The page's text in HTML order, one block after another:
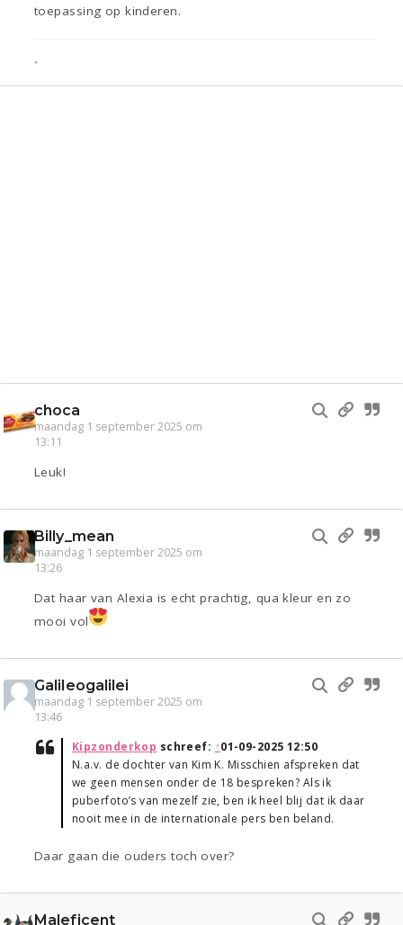
toepassing op kinderen.
•
choca
maandag 1 september 2025 om
13:11
Leuk!
Billy_mean
maandag 1 september 2025 om
13:26
Dat haar van Alexia is echt prachtig, qua kleur en zo
mooi vol
Galileogalilei
maandag 1 september 2025 om
13:46
Kipzonderkop schreef: ↑01-09-2025 12:50
N.a.v. de dochter van Kim K. Misschien afspreken dat
we geen mensen onder de 18 bespreken? Als ik
puberfoto’s van mezelf zie, ben ik heel blij dat ik daar
nooit mee in de internationale pers ben beland.
Daar gaan die ouders toch over?
Maleficent